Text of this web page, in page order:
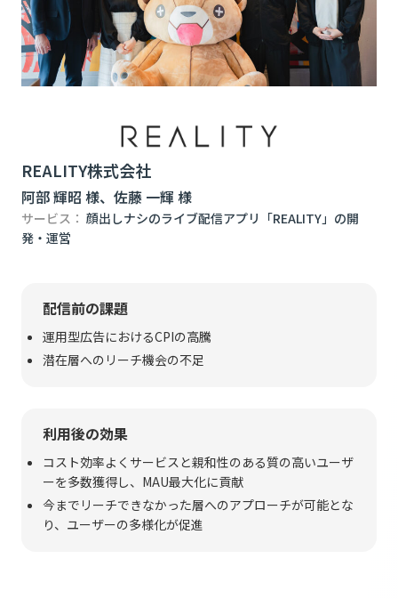
REALITY株式会社
阿部 輝昭 ​様、佐藤 一輝 様
サービス： 顔出しナシのライブ配信アプリ「REALITY」の開
発・運営
配信前の課題
運用型広告におけるCPIの高騰
潜在層へのリーチ機会の不足
利用後の効果
コスト効率よくサービスと親和性のある質の高いユーザ
ーを多数獲得し、MAU最大化に貢献
今までリーチできなかった層へのアプローチが可能とな
り、ユーザーの多様化が促進